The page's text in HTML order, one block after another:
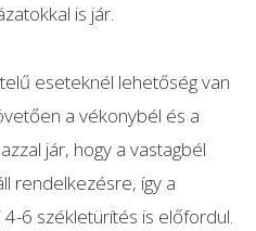
is jár.
eseteknél lehetőség van
a vékonybél és a
jár, hogy a vastagbél
rendelkezésre, így a
6 székletürítés is előfordul.